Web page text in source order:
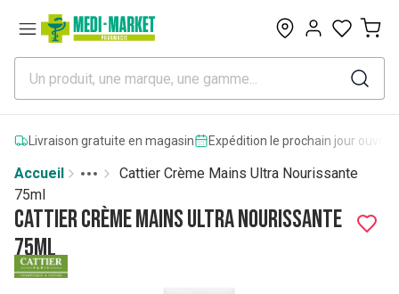
0
Livraison gratuite en magasin Expédition le prochain jour
Accueil
More
Toggle menu
Cattier Crème Mains Ultra Nourissante
75ml
Cattier Crème Mains Ultra Nourissante
75ml